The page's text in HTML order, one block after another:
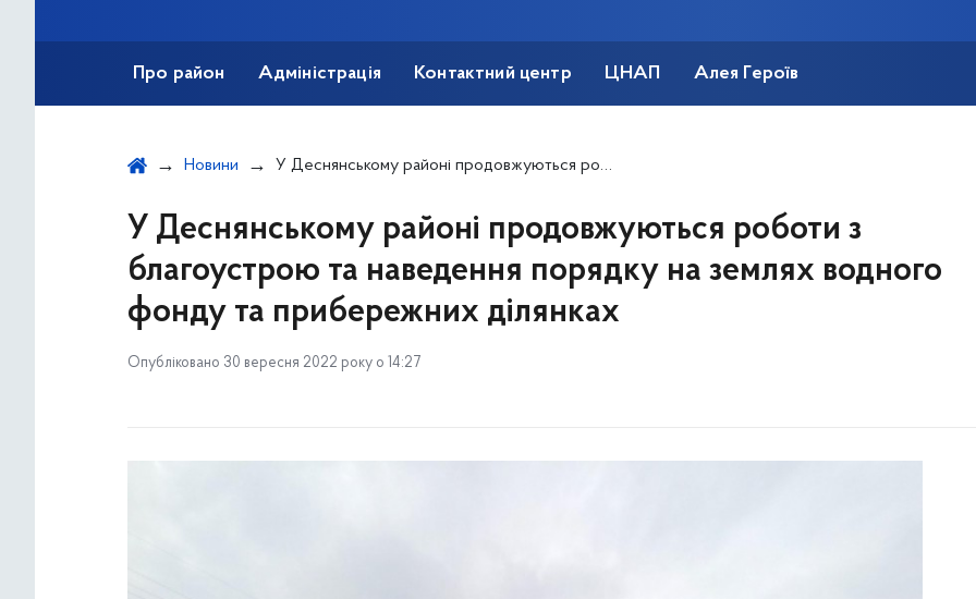
Про район Адміністрація Контактний центр ЦНАП Алея Героїв
Новини У Деснянському районі продовжуються роботи з благоустрою та наведення порядку на землях водного фонду та прибережних ділянках
У Деснянському районі продовжуються роботи з
благоустрою та наведення порядку на землях водного
фонду та прибережних ділянках
Опубліковано 30 вересня 2022 року о 14:27